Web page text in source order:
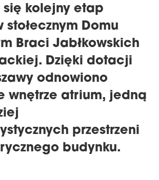
się kolejny etap
stołecznym Domu
Braci Jabłkowskich
Dzięki dotacji
odnowiono
wnętrze atrium, jedną
przestrzeni
budynku.